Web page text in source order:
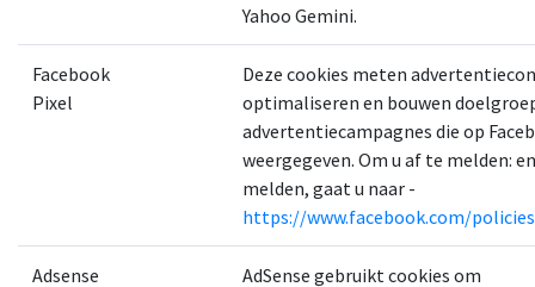
Yahoo Gemini.
Facebook
Pixel
Deze cookies meten
optimaliseren en bouwen
advertentiecampagnes die op
weergegeven. Om u af te melden:
melden, gaat u naar -
https://www.facebook.com/
Adsense
AdSense gebruikt cookies om